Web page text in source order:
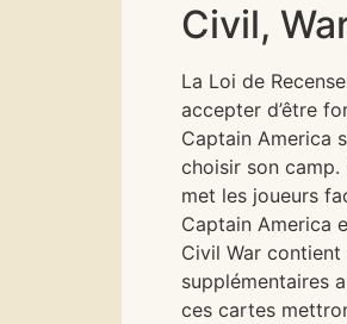
Civil,
La Loi de
accepter d’être
Captain America
choisir son
met les joueurs
Captain America
Civil War
supplémentaires
ces cartes